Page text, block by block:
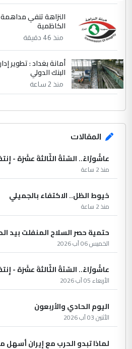
النزاهة تنفي
الكاظمية
منذ 46 دقيقة
أمانة بغداد : تطوير
البنك الدولي
منذ 2 ساعة
المقالات
عاشُورْاءُ.. السّنَةُ الثّالثةَ عشَرَة -
منذ 2 ساعة
خيوط الظل.. الاكتفاء بالجميلي
منذ 2 ساعة
حتمية حصر السلاح المنفلت بيد
الخميس 06 آب 2026
عاشُورْاءُ.. السّنَةُ الثّالثةَ عشَرَة -
الأربعاء 05 آب 2026
اليوم الحادي والأربعون
الأثنين 03 آب 2026
لماذا تبدو الحرب مع إيران